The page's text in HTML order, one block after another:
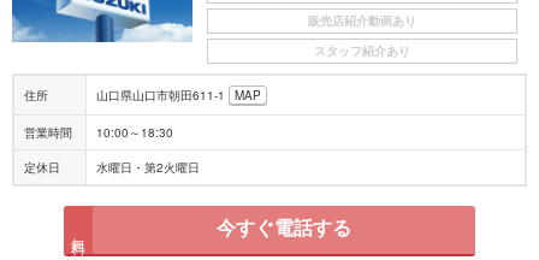
販売店紹介動画あり
スタッフ紹介あり
住所 山口県山口市朝田611-1 MAP
営業時間 10:00～18:30
定休日 水曜日・第2火曜日
今すぐ電話する